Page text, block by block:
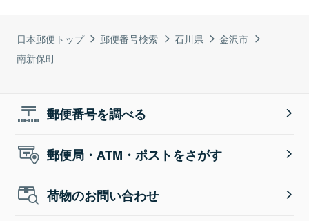
日本郵便トップ 郵便番号検索 石川県
金沢市
南新保町
郵便番号を調べる
郵便局・ATM・ポストをさがす
荷物のお問い合わせ